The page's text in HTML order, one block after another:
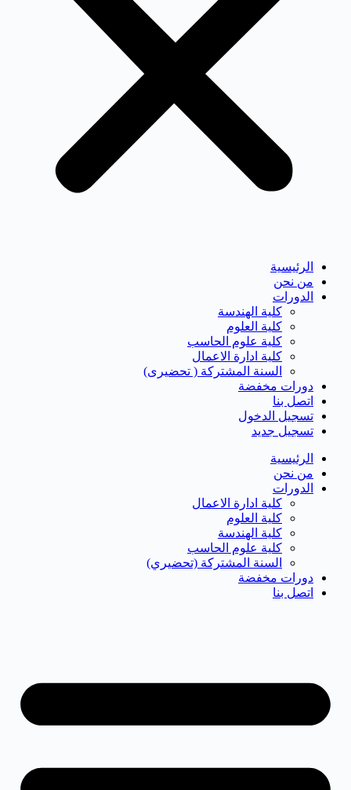
الرئيسية
من نحن
الدورات
كلية الهندسة
كلية العلوم
كلية علوم الحاسب
كلية ادارة الاعمال
السنة المشتركة ( تحضيرى)
دورات مخفضة
اتصل بنا
تسجيل الدخول
تسجيل جديد
الرئيسية
من نحن
الدورات
كلية ادارة الاعمال
كلية العلوم
كلية الهندسة
كلية علوم الحاسب
السنة المشتركة (تحضيري)
دورات مخفضة
اتصل بنا